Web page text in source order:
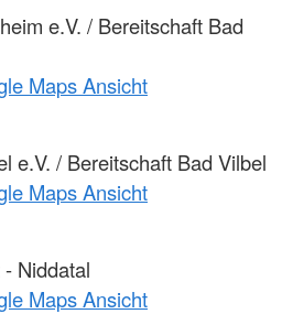
e.V. / Bereitschaft Bad
Maps Ansicht
e.V. / Bereitschaft Bad Vilbel
Maps Ansicht
Niddatal
Maps Ansicht